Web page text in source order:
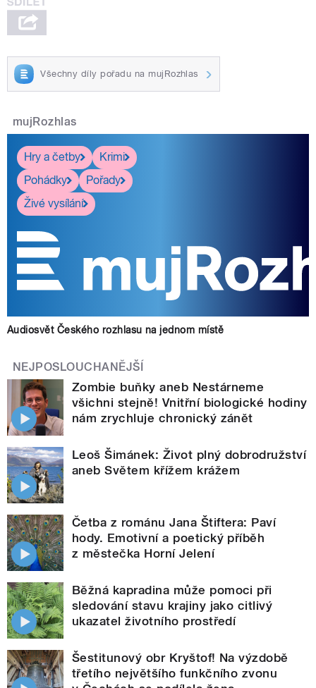
Všechny díly pořadu na mujRozhlas
mujRozhlas
Hry a četby
Krimi
Pohádky
Pořady
Živé vysílání
Audiosvět Českého rozhlasu na jednom místě
NEJPOSLOUCHANĚJŠÍ
Zombie buňky aneb Nestárneme
všichni stejně! Vnitřní biologické hodiny
nám zrychluje chronický zánět
Leoš Šimánek: Život plný dobrodružství
aneb Světem křížem krážem
Četba z románu Jana Štiftera: Paví
hody. Emotivní a poetický příběh
z městečka Horní Jelení
Běžná kapradina může pomoci při
sledování stavu krajiny jako citlivý
ukazatel životního prostředí
Šestitunový obr Kryštof! Na výzdobě
třetího největšího funkčního zvonu